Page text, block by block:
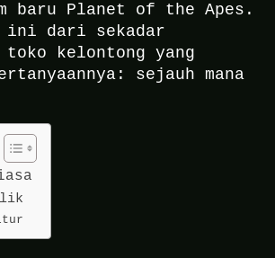
baru Planet of the Apes.
ini dari sekadar
kelontong yang
sejauh mana